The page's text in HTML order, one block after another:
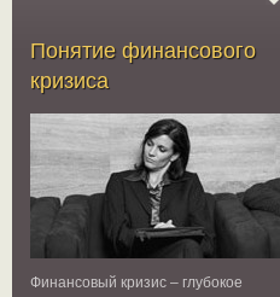
Понятие финансового
кризиса
Финансовый кризис – глубокое